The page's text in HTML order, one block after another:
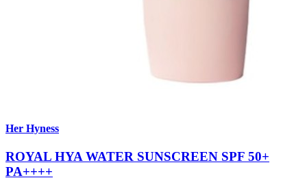
Her Hyness
ROYAL HYA WATER SUNSCREEN SPF 50+
PA++++